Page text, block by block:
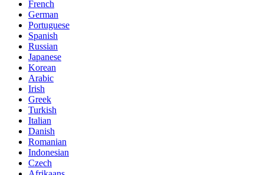
French
German
Portuguese
Spanish
Russian
Japanese
Korean
Arabic
Irish
Greek
Turkish
Italian
Danish
Romanian
Indonesian
Czech